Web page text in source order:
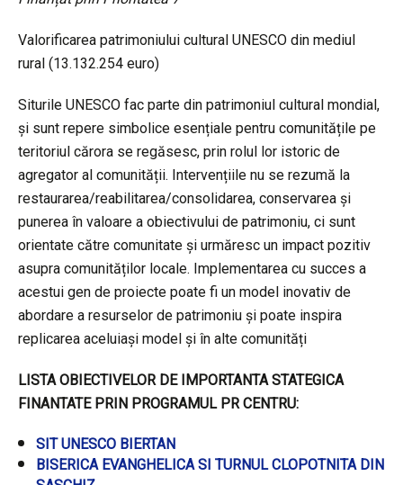
Valorificarea patrimoniului cultural UNESCO din mediul
rural (13.132.254 euro)
Siturile UNESCO fac parte din patrimoniul cultural mondial,
și sunt repere simbolice esențiale pentru comunitățile pe
teritoriul cărora se regăsesc, prin rolul lor istoric de
agregator al comunității. Intervențiile nu se rezumă la
restaurarea/reabilitarea/consolidarea, conservarea și
punerea în valoare a obiectivului de patrimoniu, ci sunt
orientate către comunitate și urmăresc un impact pozitiv
asupra comunităților locale. Implementarea cu succes a
acestui gen de proiecte poate fi un model inovativ de
abordare a resurselor de patrimoniu și poate inspira
replicarea aceluiași model și în alte comunități
LISTA OBIECTIVELOR DE IMPORTANTA STATEGICA
FINANTATE PRIN PROGRAMUL PR CENTRU:
SIT UNESCO BIERTAN
BISERICA EVANGHELICA SI TURNUL CLOPOTNITA DIN